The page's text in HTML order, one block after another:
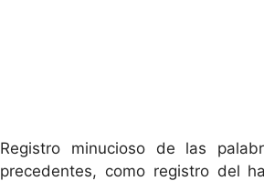
Registro minucioso de las
precedentes, como registro del